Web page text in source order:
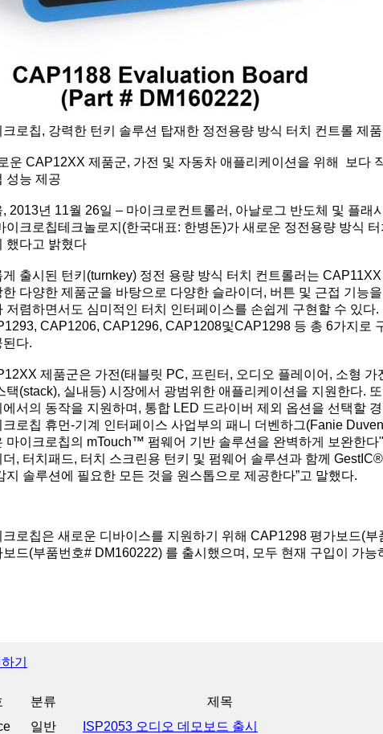
크로칩, 강력한 턴키 솔루션 탑재한 정전용량 방식 터치 컨트롤 제
운 CAP12XX 제품군, 가전 및 자동차 애플리케이션을 위해 보다
성능 제공
, 2013년 11월 26일 – 마이크로컨트롤러, 아날로그 반도체 및 플래
이크로칩테크놀로지(한국대표: 한병돈)가 새로운 정전용량 방식
했다고 밝혔다
게 출시된 턴키(turnkey) 정전 용량 방식 터치 컨트롤러는
한 다양한 제품군을 바탕으로 다양한 슬라이더, 버튼 및 근접 기능
저렴하면서도 심미적인 터치 인터페이스를 손쉽게 구현할 수 있다
CAP1206, CAP1296, CAP1208및CAP1298 등 총 6가지로
된다.
제품군은 가전(태블릿 PC, 프린터, 오디오 플레이어, 소형 가
택(stack), 실내등) 시장에서 광범위한 애플리케이션을 지원한다.
에서의 동작을 지원하며, 통합 LED 드라이버 제외 옵션을 선택할
크로칩 휴먼-기계 인터페이스 사업부의 패니 더벤하그(Fanie
마이크로칩의 mTouch™ 펌웨어 기반 솔루션을 완벽하게 보완한다
더, 터치패드, 터치 스크린용 턴키 및 펌웨어 솔루션과 함께
지 솔루션에 필요한 모든 것을 원스톱으로 제공한다”고 말했다.
크로칩은 새로운 디바이스를 지원하기 위해 CAP1298 평가보드(
보드(부품번호# DM160222) 를 출시했으며, 모두 현재 구입이 가능
기
분류
제목
일반
ISP2053 오디오 데모보드 출시